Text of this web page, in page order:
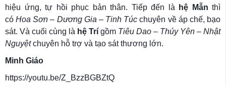
hiệu ứng, tự hồi phục bản thân. Tiếp đến là
hệ Mẫn thì
cóHoa Sơn – Dương Gia – Tinh Túcchuyên về áp chế, bạo
sát. Và cuối cùng là hệ Trí gồm Tiêu Dao – Thúy Yên – Nhật
Nguyệtchuyên hỗ trợ và tạo sát thương lớn.
Minh Giáo
https://youtu.be/Z_BzzBGBZtQ